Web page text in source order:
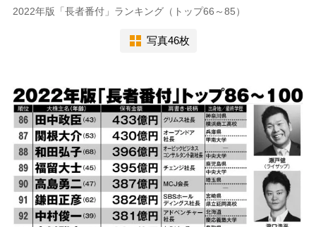
2022年版「長者番付」ランキング（トップ66～85）
写真46枚